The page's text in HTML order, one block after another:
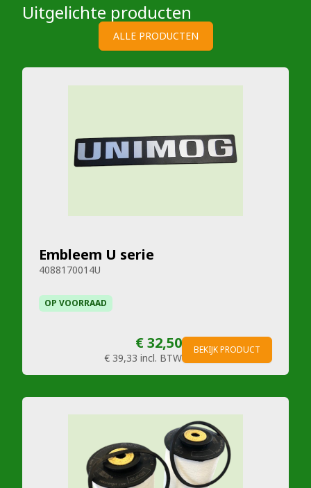
Uitgelichte producten
ALLE PRODUCTEN
Embleem U serie
4088170014U
OP VOORRAAD
€ 32,50
€ 39,33 incl. BTW
BEKIJK PRODUCT